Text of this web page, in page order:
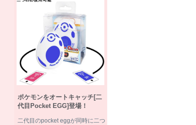
ポケモンをオートキャッチ[二
代目Pocket EGG]登場！
二代目のpocket eggが同時に二つ